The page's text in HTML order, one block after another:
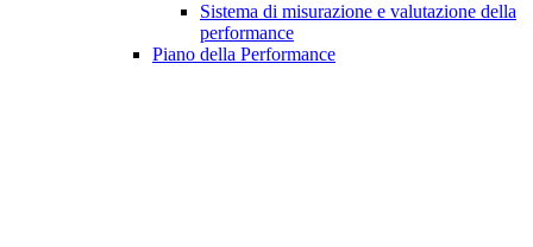
Sistema di misurazione e valutazione della
performance
Piano della Performance